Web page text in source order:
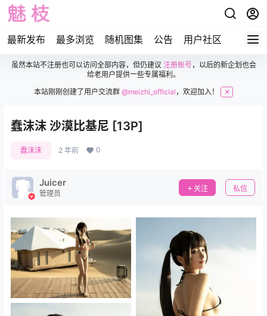
最新发布 最多浏览 随机图集 公告 用户社区
虽然本站不注册也可以访问全部内容，但仍建议 注册账号，以后的新企划也会
给老用户提供一些专属福利。
本站刚刚创建了用户交流群@meizhi_official ，欢迎加入！ ✕
蠢沫沫 沙漠比基尼 [13P]
蠢沫沫 2 年前 0
Juicer
管理员
关注 私信